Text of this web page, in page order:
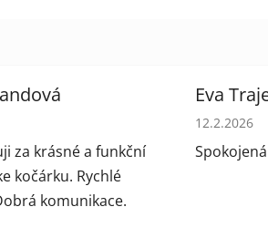
obchodu je 5 z 5 hvězdiček.
za krásné a funkční
kočárku. Rychlé
komunikace.
Eva
12.2.2026